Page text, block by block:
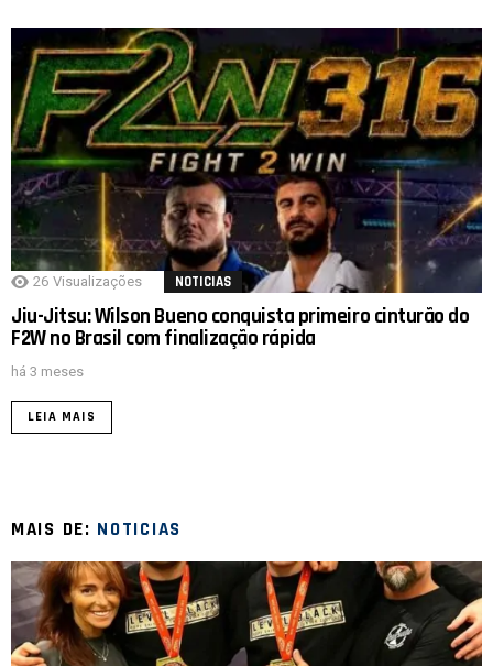
26 Visualizações NOTICIAS
Jiu-Jitsu: Wilson Bueno conquista primeiro cinturão do
F2W no Brasil com finalização rápida
há 3 meses
LEIA MAIS
MAIS DE: NOTICIAS